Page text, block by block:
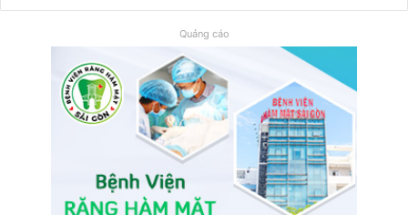
Quảng cáo